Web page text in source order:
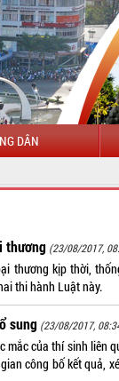
DÂN
CHÀO
thương (23/08/2017,
thương kịp thời,
thi hành Luật này.
sung (23/08/2017,
của thí sinh liên
công bố kết quả,